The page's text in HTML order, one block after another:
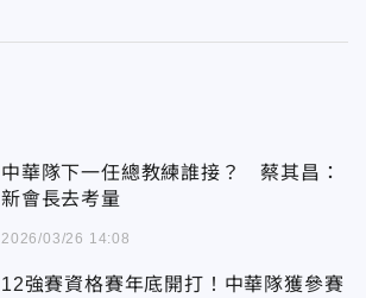
中華隊下一任總教練誰接？ 蔡其昌：
新會長去考量
2026/03/26 14:08
12強賽資格賽年底開打！中華隊獲參賽